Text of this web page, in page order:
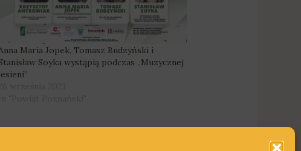
Maria Jopek, Tomasz Budzyński i
Soyka wystąpią podczas „Muzycznej